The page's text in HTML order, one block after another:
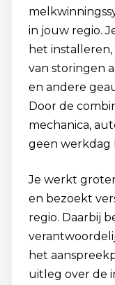
in jouw regio.
het
van storingen
en andere
Door de
mechanica,
geen werkdag
Je werkt
en bezoekt
regio. Daarbij
het
uitleg over de